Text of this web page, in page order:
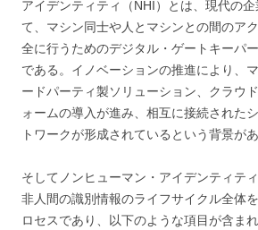
アイデンティティ（NHI）とは、現代の
て、マシン同士や人とマシンとの間のア
全に行うためのデジタル・ゲートキーパ
である。イノベーションの推進により、
ードパーティ製ソリューション、クラウ
ォームの導入が進み、相互に接続された
トワークが形成されているという背景があ
そしてノンヒューマン・アイデンティテ
非人間の識別情報のライフサイクル全体
ロセスであり、以下のような項目が含ま